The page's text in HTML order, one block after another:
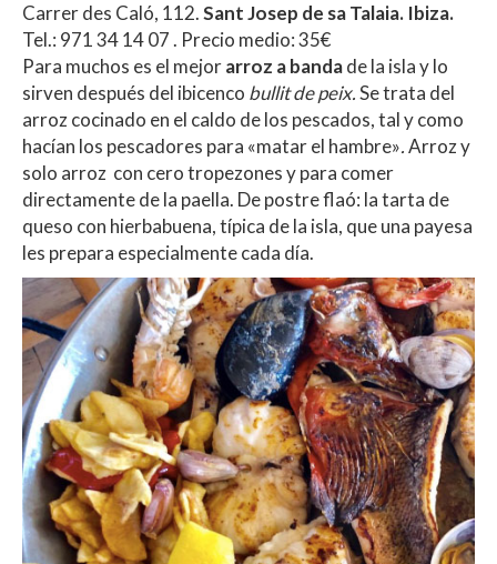
Carrer des Caló, 112.Sant Josep de sa Talaia. Ibiza.
Tel.: 971 34 14 07 . Precio medio: 35€
Para muchos es el mejorarroz a bandade la isla y lo
sirven después del ibicenco bullit de peix.Se trata del
arroz cocinado en el caldo de los pescados, tal y como
hacían los pescadores para «matar el hambre».Arroz y
solo arroz con cero tropezones y para comer
directamente de la paella. De postre flaó: la tarta de
queso con hierbabuena, típica de la isla, que una payesa
les prepara especialmente cada día.